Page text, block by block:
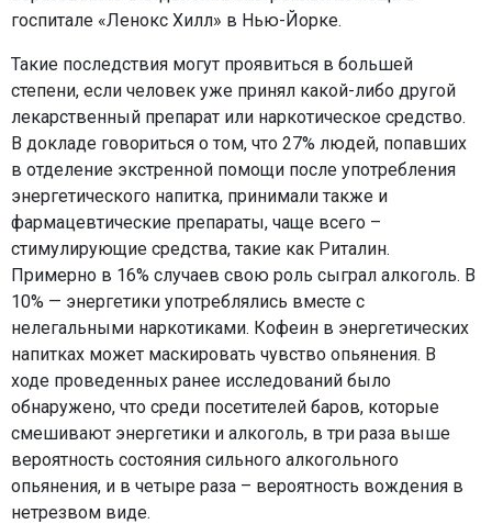
госпитале «Ленокс Хилл» в Нью-Йорке.
Такие последствия могут проявиться в большей
степени, если человек уже принял какой-либо другой
лекарственный препарат или наркотическое средство.
В докладе говориться о том, что 27% людей, попавших
в отделение экстренной помощи после употребления
энергетического напитка, принимали также и
фармацевтические препараты, чаще всего –
стимулирующие средства, такие как Риталин.
Примерно в 16% случаев свою роль сыграл алкоголь. В
10% — энергетики употреблялись вместе с
нелегальными наркотиками. Кофеин в энергетических
напитках может маскировать чувство опьянения. В
ходе проведенных ранее исследований было
обнаружено, что среди посетителей баров, которые
смешивают энергетики и алкоголь, в три раза выше
вероятность состояния сильного алкогольного
опьянения, и в четыре раза – вероятность вождения в
нетрезвом виде.